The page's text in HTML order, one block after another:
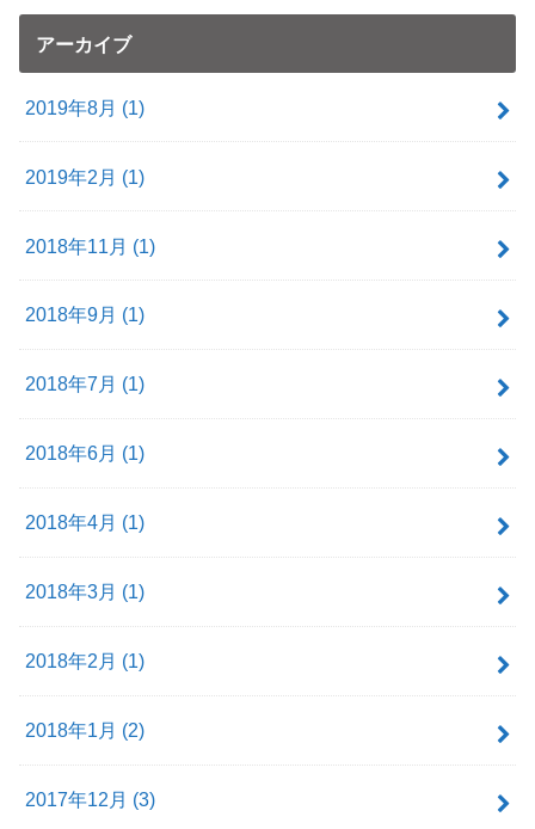
アーカイブ
2019年8月 (1)
2019年2月 (1)
2018年11月 (1)
2018年9月 (1)
2018年7月 (1)
2018年6月 (1)
2018年4月 (1)
2018年3月 (1)
2018年2月 (1)
2018年1月 (2)
2017年12月 (3)